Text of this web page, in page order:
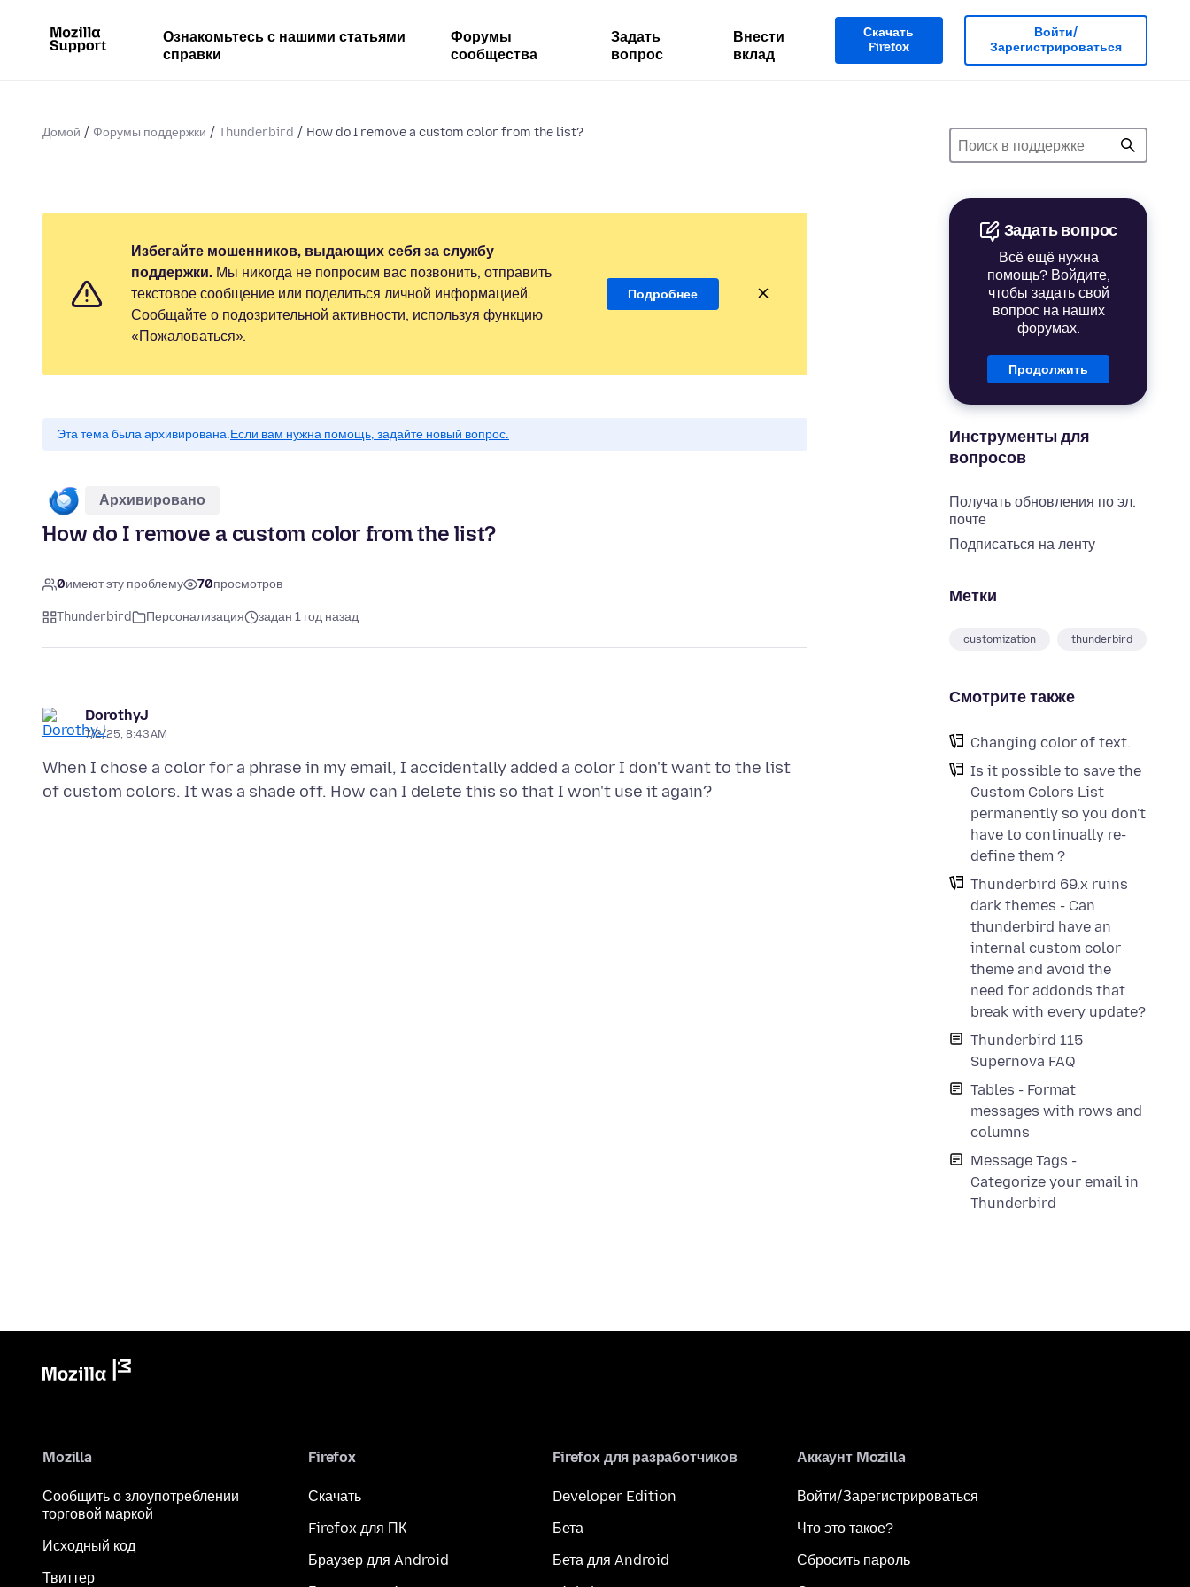
Ознакомьтесь с нашими статьями
справки
Форумы
сообщества
Задать
вопрос
Внести
вклад
Скачать
Firefox
Войти/
Зарегистрироваться
Домой Форумы поддержки Thunderbird How do I remove a custom color from the list?
Задать вопрос
Всё ещё нужна
помощь? Войдите,
чтобы задать свой
вопрос на наших
форумах.
Продолжить
Инструменты для
вопросов
Получать обновления по эл.
почте
Подписаться на ленту
Метки
customization thunderbird
Смотрите также
Changing color of text.
Is it possible to save the
Custom Colors List
permanently so you don't
have to continually re-
define them ?
Thunderbird 69.x ruins
dark themes - Can
thunderbird have an
internal custom color
theme and avoid the
need for addonds that
break with every update?
Thunderbird 115
Supernova FAQ
Tables - Format
messages with rows and
columns
Message Tags -
Categorize your email in
Thunderbird
Избегайте мошенников, выдающих себя за службу
поддержки. Мы никогда не попросим вас позвонить, отправить
текстовое сообщение или поделиться личной информацией.
Сообщайте о подозрительной активности, используя функцию
«Пожаловаться».
Подробнее
Эта тема была архивирована.Если вам нужна помощь, задайте новый вопрос.
Архивировано
How do I remove a custom color from the list?
0имеют эту проблему 70просмотров
Thunderbird Персонализация задан 1 год назад
DorothyJ
7/2/25, 8:43 AM
When I chose a color for a phrase in my email, I accidentally added a color I don't want to the list
Mozilla
Сообщить о злоупотреблении
торговой маркой
Исходный код
Твиттер
Firefox
Скачать
Firefox для ПК
Браузер для Android
Firefox для разработчиков
Developer Edition
Бета
Бета для Android
Аккаунт Mozilla
Войти/Зарегистрироваться
Что это такое?
Сбросить пароль